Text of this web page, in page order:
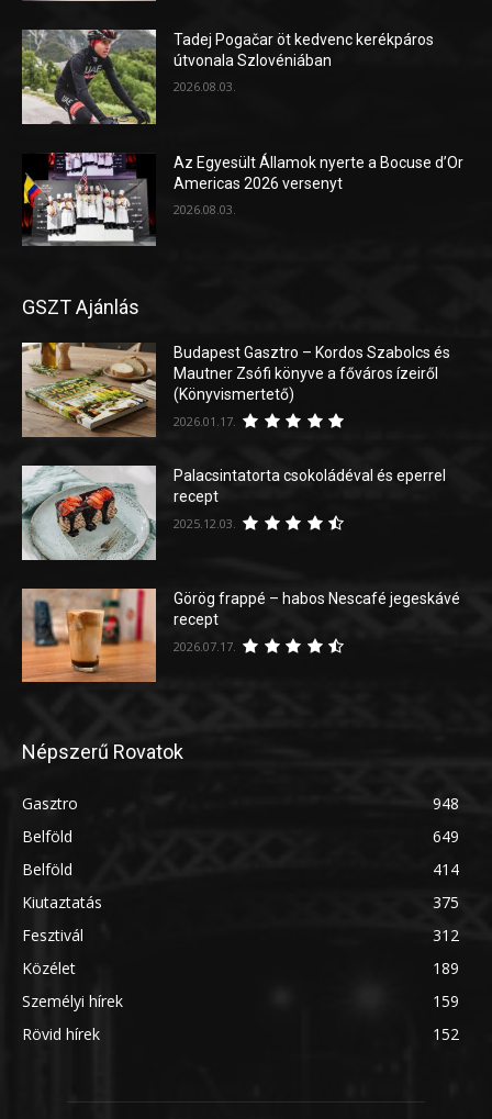
Tadej Pogačar öt kedvenc kerékpáros
útvonala Szlovéniában
2026.08.03.
Az Egyesült Államok nyerte a Bocuse d’Or
Americas 2026 versenyt
2026.08.03.
GSZT Ajánlás
Budapest Gasztro – Kordos Szabolcs és
Mautner Zsófi könyve a főváros ízeiről
(Könyvismertető)
2026.01.17.
Palacsintatorta csokoládéval és eperrel
recept
2025.12.03.
Görög frappé – habos Nescafé jegeskávé
recept
2026.07.17.
Népszerű Rovatok
Gasztro
948
Belföld
649
Belföld
414
Kiutaztatás
375
Fesztivál
312
Közélet
189
Személyi hírek
159
Rövid hírek
152